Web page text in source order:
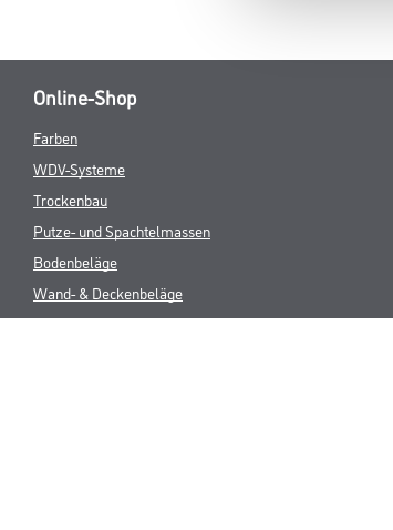
Online-Shop
Farben
WDV-Systeme
Trockenbau
Putze- und Spachtelmassen
Bodenbeläge
Wand- & Deckenbeläge
Werkzeuge & Maschinen